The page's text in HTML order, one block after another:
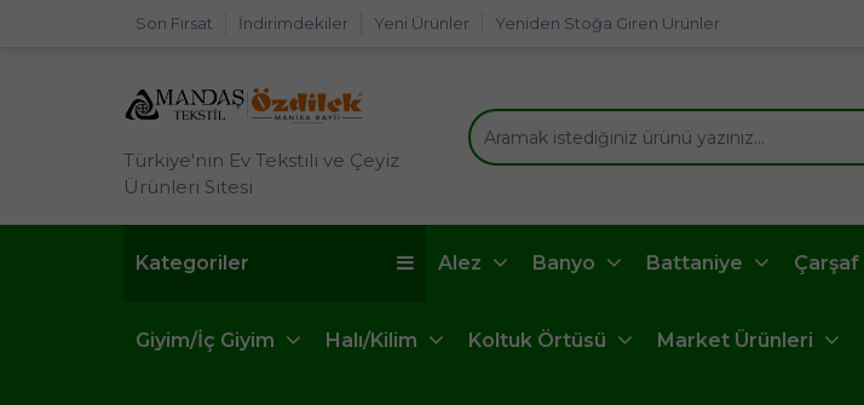
Son Fırsat İndirimdekiler Yeni Ürünler Yeniden Stoğa Giren Ürünler
Türkiye'nin Ev Tekstili ve Çeyiz
Ürünleri Sitesi
Kategoriler Alez Banyo Battaniye Çarşaf
Giyim/İç Giyim Halı/Kilim Koltuk Örtüsü Market Ürünleri